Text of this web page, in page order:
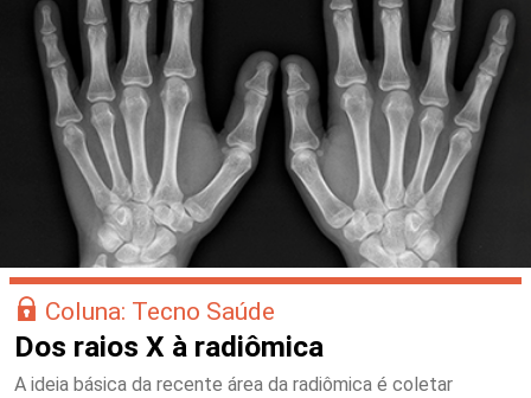
Coluna: Tecno Saúde
Dos raios X à radiômica
A ideia básica da recente área da radiômica é coletar